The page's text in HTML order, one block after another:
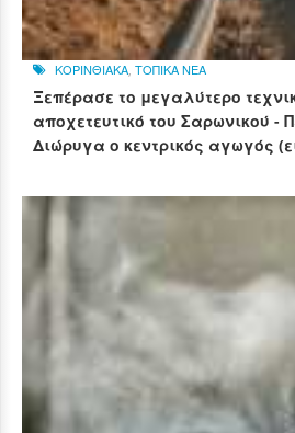
ΚΟΡΙΝΘΙΑΚΑ ΤΟΠΙΚΑ ΝΕΑ
Ξεπέρασε το μεγαλύτερο
αποχετευτικό του Σαρωνικού -
Διώρυγα ο κεντρικός αγωγός